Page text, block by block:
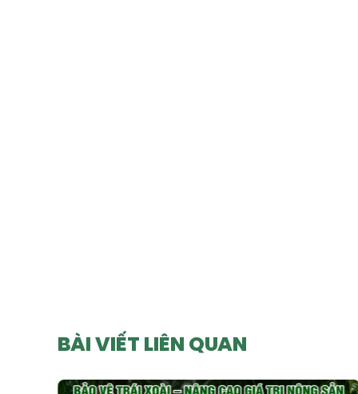
BÀI VIẾT LIÊN QUAN